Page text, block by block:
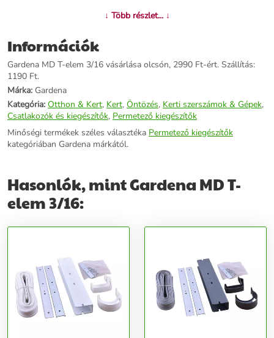
↓ Több részlet... ↓
Információk
Gardena MD T-elem 3/16 vásárlása olcsón, 2990 Ft-ért. Szállítás:
1190 Ft.
Márka: Gardena
Kategória: Otthon & Kert, Kert, Öntözés, Kerti szerszámok & Gépek,
Csatlakozók és kiegészítők, Permetező kiegészítők
Minőségi termékek széles választéka Permetező kiegészítők
kategóriában Gardena márkától.
Hasonlók, mint Gardena MD T-
elem 3/16: